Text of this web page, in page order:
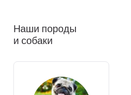
Наши породы
и собаки